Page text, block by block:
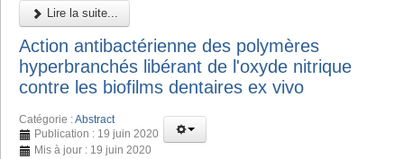
Lire la suite...
Action antibactérienne des polymères
hyperbranchés libérant de l'oxyde nitrique
contre les biofilms dentaires ex vivo
Catégorie :Abstract
Publication : 19 juin 2020
Mis à jour : 19 juin 2020